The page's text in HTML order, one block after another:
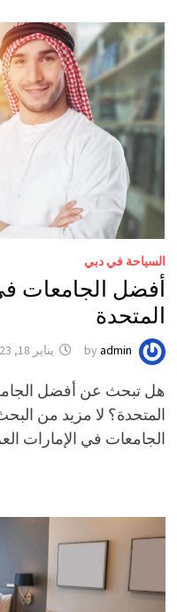
السياحة في دبي
أفضل الجامعات
المتحدة
byadmin يناير 18, 2023
هل تبحث عن أفضل
المتحدة؟ لا مزيد من
الجامعات في الإمارات